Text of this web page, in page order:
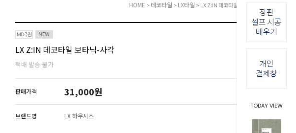
TODAY VIEW
HOME >데코타일 >LX타일 > LX Z:IN 데코타일 보타닉-사각
LX Z:IN 데코타일 보타닉-사각
택배 발송 불가
판매가격 31,000원
브랜드명 LX 하우시스